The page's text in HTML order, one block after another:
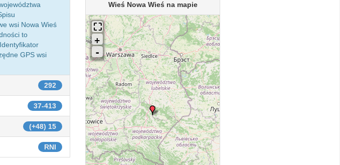
wsi Nowa Wieś
to
GPS wsi
292
37-413
(+48) 15
RNI
Wieś Nowa Wieś na mapie